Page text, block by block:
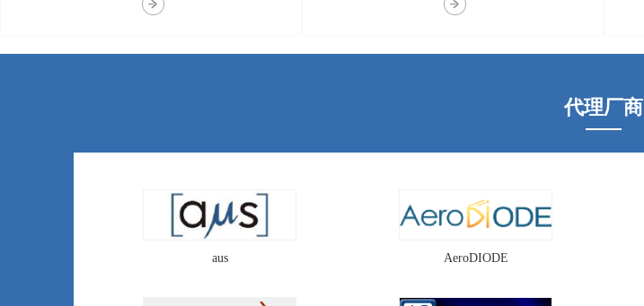
塑料。微透镜则由基层和
Photonics塑料微透镜阵列
本大幅下降，性价比高。
于传统轴锥镜胜在精确性
以消除中心死区，同时更
射激光转换成环形的光斑
常，环形光斑的宽度等于
代理厂商
aus AeroDIODE